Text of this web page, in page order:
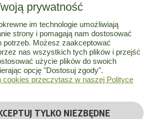
MOJE KONTO
INFORMACJE
O NAS
prywatność
im technologie umożliwiają
strony i pomagają nam dostosować
potrzeb. Możesz zaakceptować
nas wszystkich tych plików i przejść
użycie plików do swoich
opcję "Dostosuj zgody".
cookies przeczytasz w naszej Polityce
TYLKO NIEZBĘDNE